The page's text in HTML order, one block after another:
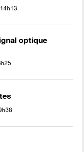
14h13
optique